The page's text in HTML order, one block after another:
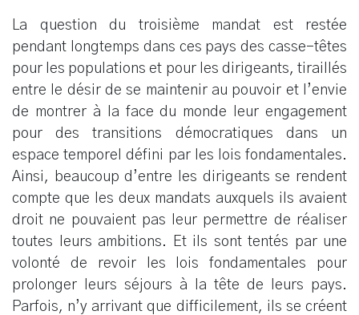
La question du troisième mandat est restée
pendant longtemps dans ces pays des casse-têtes
pour les populations et pour les dirigeants, tiraillés
entre le désir de se maintenir au pouvoir et l’envie
de montrer à la face du monde leur engagement
pour des transitions démocratiques dans un
espace temporel défini par les lois fondamentales.
Ainsi, beaucoup d’entre les dirigeants se rendent
compte que les deux mandats auxquels ils avaient
droit ne pouvaient pas leur permettre de réaliser
toutes leurs ambitions. Et ils sont tentés par une
volonté de revoir les lois fondamentales pour
prolonger leurs séjours à la tête de leurs pays.
Parfois, n’y arrivant que difficilement, ils se créent